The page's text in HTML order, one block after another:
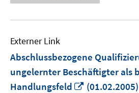
Externer Link
Abschlussbezogene
ungelernter Beschäftigter als
Handlungsfeld
In
(01.02.2005)